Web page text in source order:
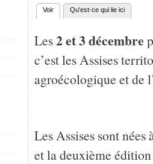
Onglets principaux
Voir (onglet actif)
Qu'est-ce qui lie ici
Les2 et 3 décembre
c’est les Assises
agroécologique et de
Les Assises sont
et la deuxième édition